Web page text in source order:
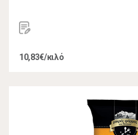
10,83€/κιλό